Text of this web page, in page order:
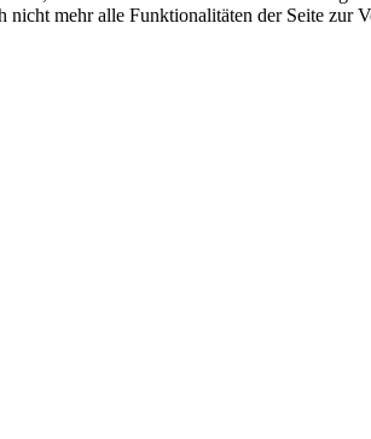
mehr alle Funktionalitäten der Seite zur